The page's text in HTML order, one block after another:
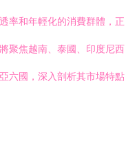
率和年輕化的消費群體，正
聚焦越南、泰國、印度尼西
六國，深入剖析其市場特點